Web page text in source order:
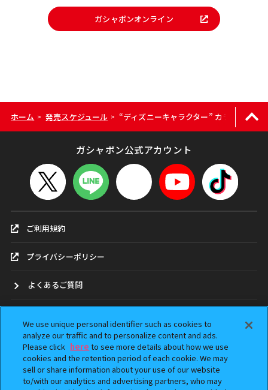
ガシャポンオンライン
ホーム > 発売スケジュール > “ディズニーキャラクター” カラーコレク
ガシャポン公式アカウント
ご利用規約
プライバシーポリシー
よくあるご質問
ガシャポンどこ？
アンケート
We use unique personal identifier such as cookies to
analyze our traffic and to personalize content and ads.
Please click here to see more details about how we use
cookies and the retention period of each cookie. We may
sell or share information about your use of our website
to/with our analytics and advertising partners, who may